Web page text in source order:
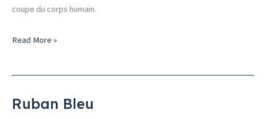
coupe du corps humain.
Read More »
Ruban Bleu
Ruban